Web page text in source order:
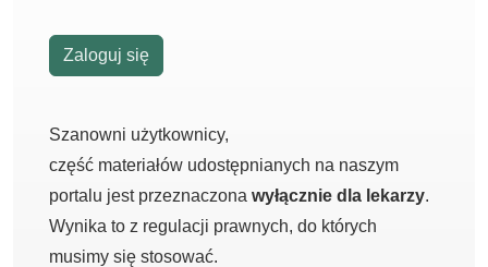
Zaloguj się
Szanowni użytkownicy,
część materiałów udostępnianych na naszym
portalu jest przeznaczona wyłącznie dla lekarzy.
Wynika to z regulacji prawnych, do których
musimy się stosować.